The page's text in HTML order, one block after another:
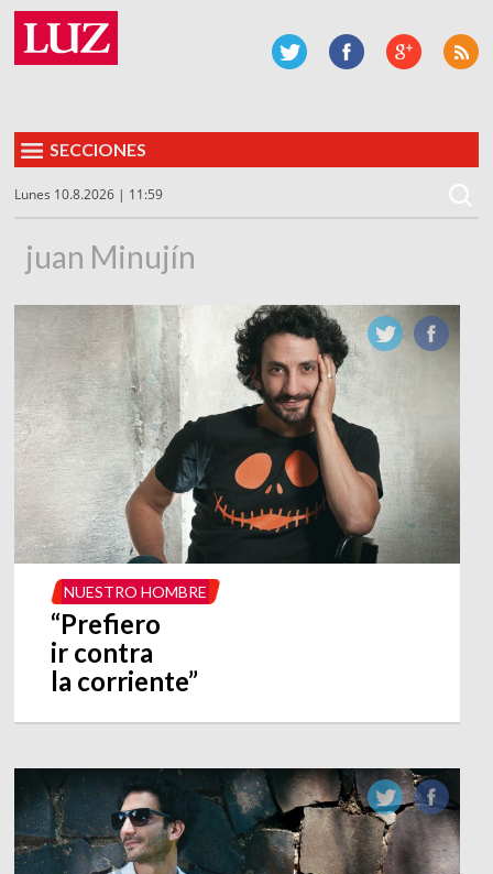
SECCIONES
Lunes 10.8.2026 | 11:59
juan Minujín
NUESTRO HOMBRE
“Prefiero
ir contra
la corriente”